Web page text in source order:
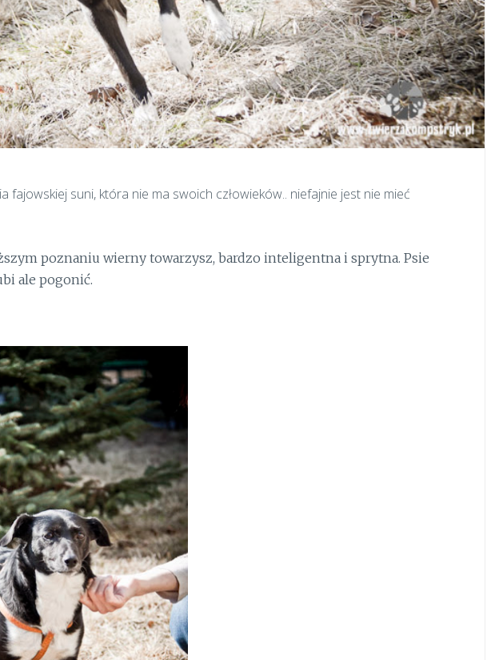
fajowskiej suni, która nie ma swoich człowieków.. niefajnie jest nie mieć
poznaniu wierny towarzysz, bardzo inteligentna i sprytna. Psie
ale pogonić.